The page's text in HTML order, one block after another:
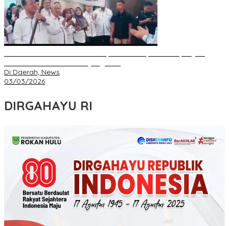
Di Daerah, News
03/03/2026
DIRGAHAYU RI